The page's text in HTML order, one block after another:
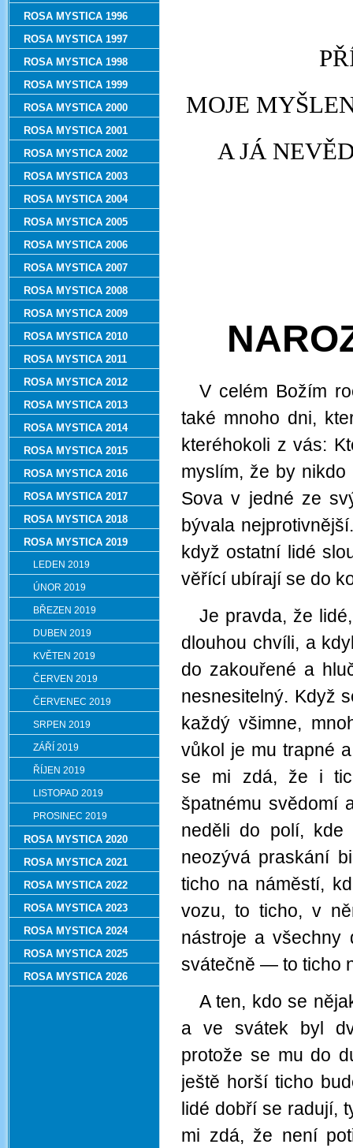
MOJE
A JÁ
V celém Božím
také mnoho dni,
kteréhokoli z vás:
myslím, že by nikdo
Sova v jedné ze
bývala
když ostatní lidé
věřící ubírají se do
Je pravda, že
dlouhou chvíli, a
do zakouřené a
nesnesitelný. Když
každý všimne,
vůkol je mu trapné
se mi zdá, že i
špatnému svědomí
neděli do polí, kde
neozývá praskání
ticho na náměstí,
vozu, to ticho, v
nástroje a všechny
svátečně — to ticho
A ten, kdo se
a ve svátek byl
protože se mu do
ještě horší ticho
lidé dobří se radují,
mi zdá, že není
ROSA MYSTICA 1996
ROSA MYSTICA 1997
ROSA MYSTICA 1998
ROSA MYSTICA 1999
ROSA MYSTICA 2000
ROSA MYSTICA 2001
ROSA MYSTICA 2002
ROSA MYSTICA 2003
ROSA MYSTICA 2004
ROSA MYSTICA 2005
ROSA MYSTICA 2006
ROSA MYSTICA 2007
ROSA MYSTICA 2008
ROSA MYSTICA 2009
ROSA MYSTICA 2010
ROSA MYSTICA 2011
ROSA MYSTICA 2012
ROSA MYSTICA 2013
ROSA MYSTICA 2014
ROSA MYSTICA 2015
ROSA MYSTICA 2016
ROSA MYSTICA 2017
ROSA MYSTICA 2018
ROSA MYSTICA 2019
LEDEN 2019
ÚNOR 2019
BŘEZEN 2019
DUBEN 2019
KVĚTEN 2019
ČERVEN 2019
ČERVENEC 2019
SRPEN 2019
ZÁŘÍ 2019
ŘÍJEN 2019
LISTOPAD 2019
PROSINEC 2019
ROSA MYSTICA 2020
ROSA MYSTICA 2021
ROSA MYSTICA 2022
ROSA MYSTICA 2023
ROSA MYSTICA 2024
ROSA MYSTICA 2025
ROSA MYSTICA 2026